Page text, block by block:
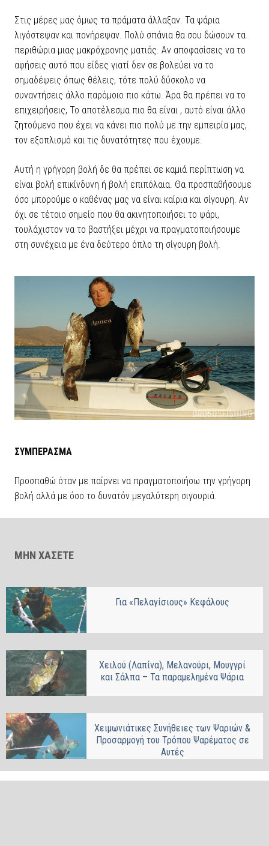
Στις μέρες μας όμως τα πράματα άλλαξαν. Τα ψάρια
λιγόστεψαν και πονήρεψαν. Πολύ σπάνια θα σου δώσουν τα
περιθώρια μιας μακρόχρονης ματιάς. Αν αποφασίσεις να το
αφήσεις αυτό που είδες γιατί δεν σε βολεύει να το
σημαδέψεις όπως θέλεις, τότε πολύ δύσκολο να
συναντήσεις άλλο παρόμοιο πιο κάτω. Άρα θα πρέπει να το
επιχειρήσεις, Το αποτέλεσμα πιο θα είναι , αυτό είναι άλλο
ζητούμενο που έχει να κάνει πιο πολύ με την εμπειρία μας,
τον εξοπλισμό και τις δυνατότητες που έχουμε.
Αυτή η γρήγορη βολή δε θα πρέπει σε καμιά περίπτωση να
είναι βολή επικίνδυνη ή βολή επιπόλαια. Θα προσπαθήσουμε
όσο μπορούμε ο καθένας μας να είναι καίρια και σίγουρη. Αν
όχι σε τέτοιο σημείο που θα ακινητοποιήσει το ψάρι,
τουλάχιστον να το βαστήξει μέχρι να πραγματοποιήσουμε
στη συνέχεια με ένα δεύτερο όπλο τη σίγουρη βολή.
ΣΥΜΠΕΡΑΣΜΑ
Προσπαθώ όταν με παίρνει να πραγματοποιήσω την γρήγορη
βολή αλλά με όσο το δυνατόν μεγαλύτερη σιγουριά.
ΜΗΝ ΧΑΣΕΤΕ
Για «Πελαγίσιους» Κεφάλους
Χειλού (Λαπίνα), Μελανούρι, Μουγγρί
και Σάλπα – Τα παραμελημένα Ψάρια
Χειμωνιάτικες Συνήθειες των Ψαριών &
Προσαρμογή του Τρόπου Ψαρέματος σε
Αυτές